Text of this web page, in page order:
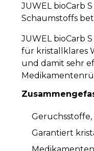
JUWEL bioCarb
Schaumstoffs
JUWEL bioCarb
für kristallklares
und damit sehr
Garantiert